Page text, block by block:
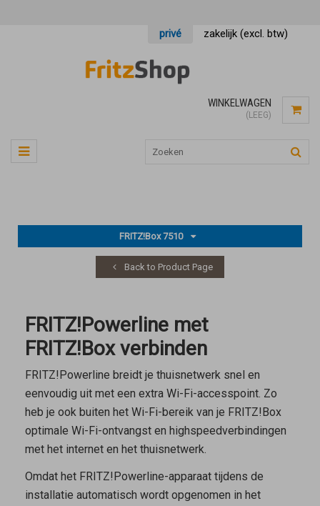
privé zakelijk (excl. btw)
WINKELWAGEN
(LEEG)
FRITZ!Box 7510
Back to Product Page
FRITZ!Powerline met
FRITZ!Box verbinden
FRITZ!Powerline breidt je thuisnetwerk snel en
eenvoudig uit met een extra Wi-Fi-accesspoint. Zo
heb je ook buiten het Wi-Fi-bereik van je FRITZ!Box
optimale Wi-Fi-ontvangst en highspeedverbindingen
met het internet en het thuisnetwerk.
Omdat het FRITZ!Powerline-apparaat tijdens de
installatie automatisch wordt opgenomen in het